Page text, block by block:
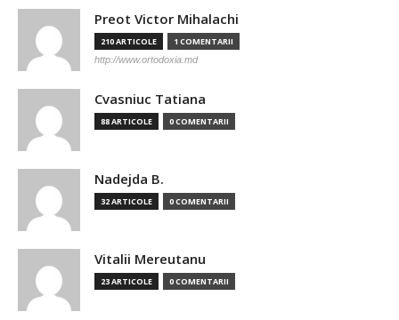
Preot Victor Mihalachi
210 ARTICOLE 1 COMENTARII
http://www.ortodoxia.md
Cvasniuc Tatiana
88 ARTICOLE 0 COMENTARII
Nadejda B.
32 ARTICOLE 0 COMENTARII
Vitalii Mereutanu
23 ARTICOLE 0 COMENTARII